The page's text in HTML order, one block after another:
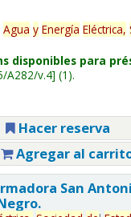
Agua y Energía Eléctrica,
disponibles para
A282/v.4 (1).
Hacer reserva
Agregar al
San